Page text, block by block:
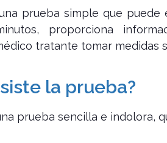
prueba simple que puede
proporciona
tratante tomar medidas
la prueba?
prueba sencilla e indolora,